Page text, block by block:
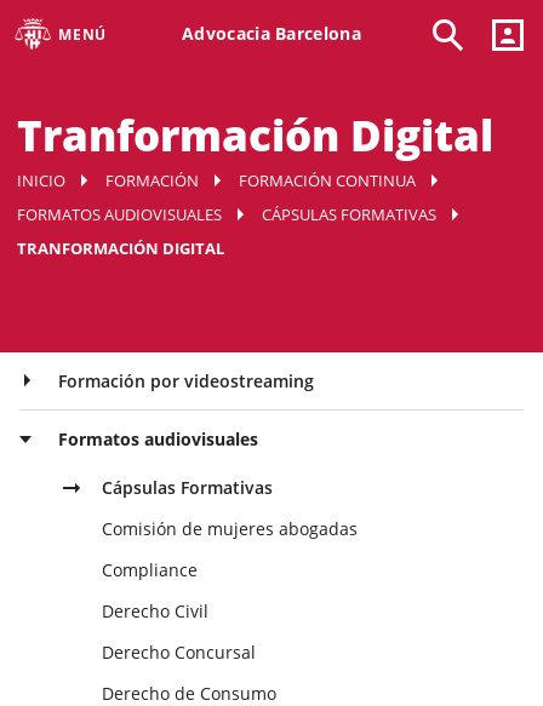
MENÚ Advocacia Barcelona
Tranformación Digital
INICIO FORMACIÓN
FORMACIÓN CONTINUA
FORMATOS AUDIOVISUALES
CÁPSULAS FORMATIVAS
TRANFORMACIÓN DIGITAL
Formación por videostreaming
Formatos audiovisuales
Cápsulas Formativas
Comisión de mujeres abogadas
Compliance
Derecho Civil
Derecho Concursal
Derecho de Consumo